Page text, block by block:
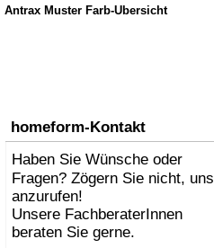
Antrax Muster Farb-Übersicht
homeform-Kontakt
Haben Sie Wünsche oder
Fragen? Zögern Sie nicht, uns
anzurufen!
Unsere FachberaterInnen
beraten Sie gerne.